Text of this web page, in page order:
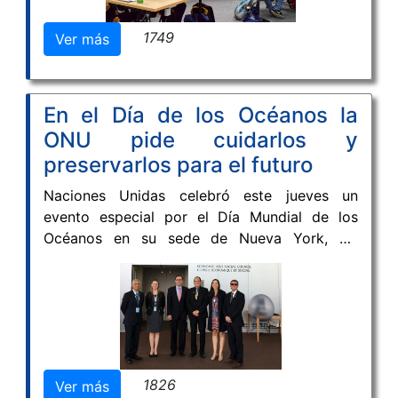
Ciencias del Mar para Latinoamérica, en el
marco de la estrategia Ocean Teacher Global
Academy por sus siglas en inglés RTC-
Latinoamérica-OTGA, de IODE-Comisión
Oceanográfica Intergubernamental-UNESCO.
Ver más 1749
En el Día de los Océanos la
ONU pide cuidarlos y
preservarlos para el futuro
Naciones Unidas celebró este jueves un
evento especial por el Día Mundial de los
Océanos en su sede de Nueva York, allí
estuvo la delegación de Colombia, de la cual
hace parte el Instituto de Investigaciones
Marinas y Costeras –INVEMAR. Durante esta
jornada los aportes de la delegación
colombiana a la Partnership Dialogue 6,
Ciencia y Tecnología, se enfocó en fortalecer
la cooperación entre la Región Caribe y
Ver más 1826